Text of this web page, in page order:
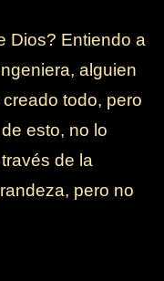
Dios? Entiendo a
alguien
todo, pero
esto, no lo
de la
pero no